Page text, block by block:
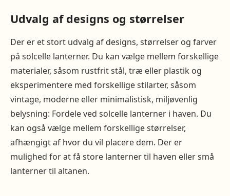
Udvalg af designs og størrelser
Der er et stort udvalg af designs, størrelser og farver
på solcelle lanterner. Du kan vælge mellem forskellige
materialer, såsom rustfrit stål, træ eller plastik og
eksperimentere med forskellige stilarter, såsom
vintage, moderne eller minimalistisk, miljøvenlig
belysning: Fordele ved solcelle lanterner i haven. Du
kan også vælge mellem forskellige størrelser,
afhængigt af hvor du vil placere dem. Der er
mulighed for at få store lanterner til haven eller små
lanterner til altanen.